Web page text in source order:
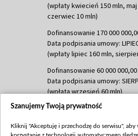
(wpłaty kwiecień 150 mln, maj
czerwiec 10 mln)
Dofinansowanie 170 000
Data podpisania umowy:
(wpłaty lipiec 160 mln,
Dofinansowanie 60 000 000,00
Data podpisania umowy:
(wpłata wrzesień 60 mln)
Dofinansowanie 635 783 051,21
(wpłata wrzesień 100 mln,
Szanujemy Twoją prywatność
Kliknij "Akceptuję i przechodzę do serwisu", aby